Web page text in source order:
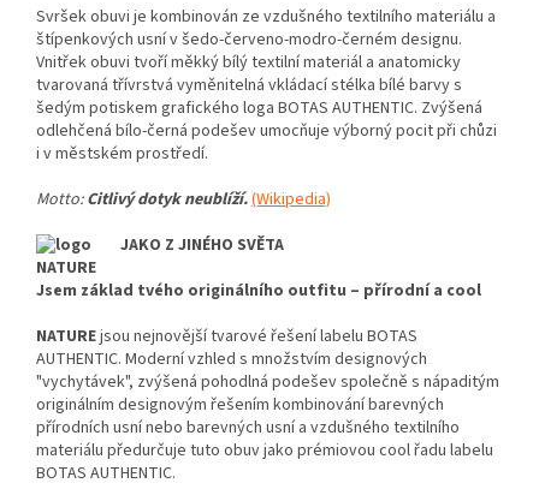
Svršek obuvi je kombinován ze vzdušného textilního materiálu a
štípenkových usní v šedo-červeno-modro-černém designu.
Vnitřek obuvi tvoří měkký bílý textilní materiál a anatomicky
tvarovaná třívrstvá vyměnitelná vkládací stélka bílé barvy s
šedým potiskem grafického loga BOTAS AUTHENTIC. Zvýšená
odlehčená bílo-černá podešev umocňuje výborný pocit při chůzi
i v městském prostředí.
Motto: Citlivý dotyk neublíží.(Wikipedia)
JAKO Z JINÉHO SVĚTA
Jsem základ tvého originálního outfitu – přírodní a cool
NATUREjsou nejnovější tvarové řešení labelu BOTAS
AUTHENTIC. Moderní vzhled s množstvím designových
"vychytávek", zvýšená pohodlná podešev společně s nápaditým
originálním designovým řešením kombinování barevných
přírodních usní nebo barevných usní a vzdušného textilního
materiálu předurčuje tuto obuv jako prémiovou cool řadu labelu
BOTAS AUTHENTIC.